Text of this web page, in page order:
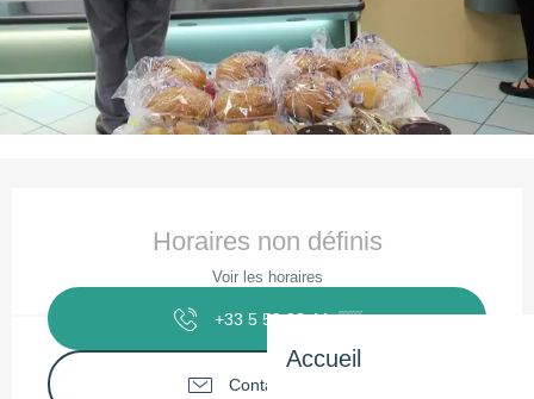
Accueil
Horaires non définis
Voir les horaires
+33 5 58 98 44▒▒
Contactez-nous